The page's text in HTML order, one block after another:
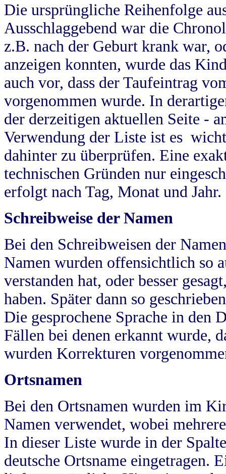
Die ursprüngliche Reihenfolge
Ausschlaggebend war die
z.B. nach der Geburt krank war,
anzeigen konnten, wurde das
auch vor, dass der Taufeintrag
vorgenommen wurde. In
der derzeitigen aktuellen Seite -
Verwendung der Liste ist es
dahinter zu überprüfen. Eine
technischen Gründen nur
erfolgt nach Tag, Monat und Jahr.
Schreibweise der Namen
Bei den Schreibweisen der
Namen wurden offensichtlich so
verstanden hat, oder besser
haben. Später dann so
Die gesprochene Sprache in
Fällen bei denen erkannt wurde,
wurden Korrekturen
Ortsnamen
Bei den Ortsnamen wurden im
Namen verwendet, wobei
In dieser Liste wurde in der
deutsche Ortsname eingetragen.